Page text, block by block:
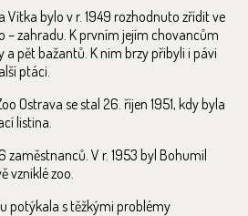
bylo v r. 1949 rozhodnuto zřídit ve
– zahradu. K prvním jejím chovancům
a pět bažantů. K nim brzy přibyli i pávi
ptáci.
Ostrava se stal 26. říjen 1951, kdy byla
listina.
zaměstnanců. V r. 1953 byl Bohumil
vzniklé zoo.
potýkala s těžkými problémy